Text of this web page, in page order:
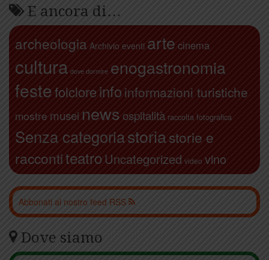
E ancora di…
archeologia Archivio eventi arte cinema
cultura dove dormire enogastronomia
festefolcloreinfo informazioni turistiche
mostre musei news ospitalità raccolta fotografica
Senza categoriastoriastorie e
raccontiteatro Uncategorized video vino
Abbonati al nostro feed RSS
Dove siamo